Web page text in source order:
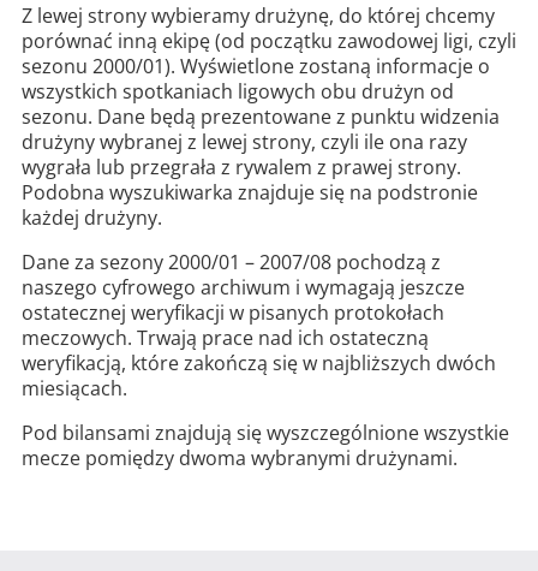
Z lewej strony wybieramy drużynę, do której chcemy
porównać inną ekipę (od początku zawodowej ligi, czyli
sezonu 2000/01). Wyświetlone zostaną informacje o
wszystkich spotkaniach ligowych obu drużyn od
sezonu. Dane będą prezentowane z punktu widzenia
drużyny wybranej z lewej strony, czyli ile ona razy
wygrała lub przegrała z rywalem z prawej strony.
Podobna wyszukiwarka znajduje się na podstronie
każdej drużyny.
Dane za sezony 2000/01 – 2007/08 pochodzą z
naszego cyfrowego archiwum i wymagają jeszcze
ostatecznej weryfikacji w pisanych protokołach
meczowych. Trwają prace nad ich ostateczną
weryfikacją, które zakończą się w najbliższych dwóch
miesiącach.
Pod bilansami znajdują się wyszczególnione wszystkie
mecze pomiędzy dwoma wybranymi drużynami.